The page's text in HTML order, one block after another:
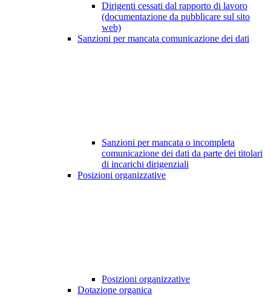
Dirigenti cessati dal rapporto di lavoro
(documentazione da pubblicare sul sito
web)
Sanzioni per mancata comunicazione dei dati
Sanzioni per mancata o incompleta
comunicazione dei dati da parte dei titolari
di incarichi dirigenziali
Posizioni organizzative
Posizioni organizzative
Dotazione organica